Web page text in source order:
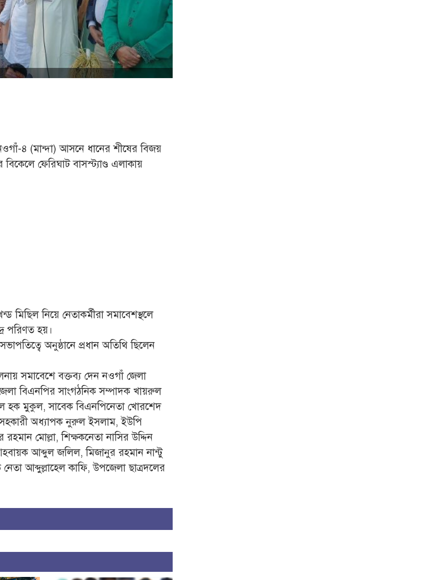
৪ (মান্দা) আসনে ধানের শীষের বিজয়
ফেরিঘাট বাসস্ট্যাণ্ড এলাকায়
মিছিল নিয়ে নেতাকর্মীরা সমাবেশস্থলে
পরিণত হয়।
অনুষ্ঠানে প্রধান অতিথি ছিলেন
সমাবেশে বক্তব্য দেন নওগাঁ জেলা
বিএনপির সাংগঠনিক সম্পাদক খায়রুল
হক মুকুল, সাবেক বিএনপিনেতা খোরশেদ
অধ্যাপক নুরুল ইসলাম, ইউপি
মোল্লা, শিক্ষকনেতা নাসির উদ্দিন
আব্দুল জলিল, মিজানুর রহমান নান্টু
আব্দুল্লাহেল কাফি, উপজেলা ছাত্রদলের